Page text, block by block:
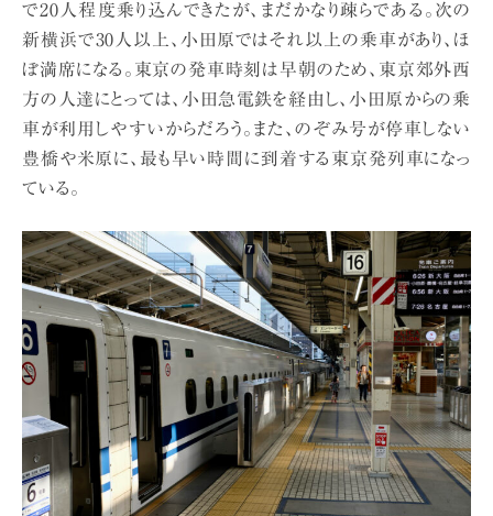
で20人程度乗り込んできたが、まだかなり疎らである。次の
新横浜で30人以上、小田原ではそれ以上の乗車があり、ほ
ぼ満席になる。東京の発車時刻は早朝のため、東京郊外西
方の人達にとっては、小田急電鉄を経由し、小田原からの乗
車が利用しやすいからだろう。また、のぞみ号が停車しない
豊橋や米原に、最も早い時間に到着する東京発列車になっ
ている。